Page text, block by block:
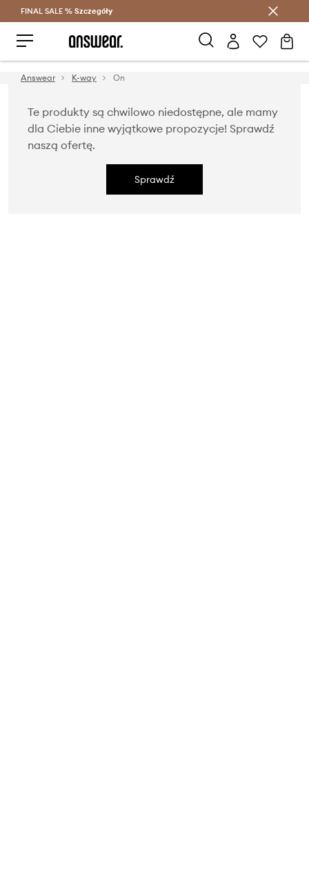
Oszczędzaj z Answear Club >
FINAL SALE % Szczegóły
Answear K-way On
Te produkty są chwilowo niedostępne, ale mamy
dla Ciebie inne wyjątkowe propozycje! Sprawdź
naszą ofertę.
Sprawdź